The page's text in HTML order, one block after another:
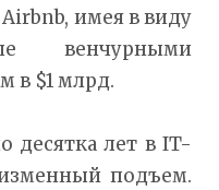
имея в виду
венчурными
в $1 млрд.
десятка лет в IT-
подъем.